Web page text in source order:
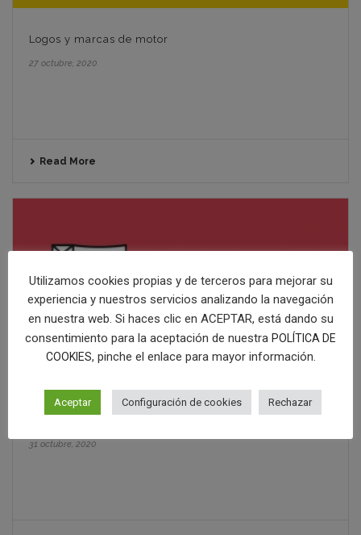
Logos y marcas de motor
27 octubre, 2020
Read More
31 octubre, 2020
Utilizamos cookies propias y de terceros para mejorar su
experiencia y nuestros servicios analizando la navegación
en nuestra web. Si haces clic en ACEPTAR, está dando su
consentimiento para la aceptación de nuestra POLÍTICA DE
COOKIES, pinche el enlace para mayor información.
Aceptar Configuración de cookies Rechazar